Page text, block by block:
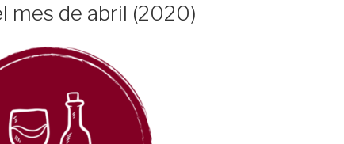
mes de abril (2020)